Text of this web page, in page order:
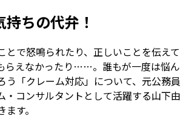
ちの代弁！
とで怒鳴られたり、正しいことを伝えて
らえなかったり……。誰もが一度は悩ん
う「クレーム対応」について、元公務員
・コンサルタントとして活躍する山下由
す。